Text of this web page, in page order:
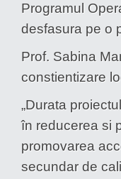
Programul
desfasura pe o
Prof. Sabina
constientizare
„Durata
în reducerea si
promovarea
secundar de